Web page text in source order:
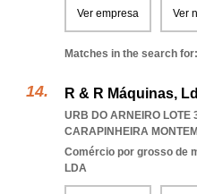
Ver empresa Ver
Matches in the search for:
R & R Máquinas,
URB DO ARNEIRO LOTE
CARAPINHEIRA
Comércio por grosso de
LDA